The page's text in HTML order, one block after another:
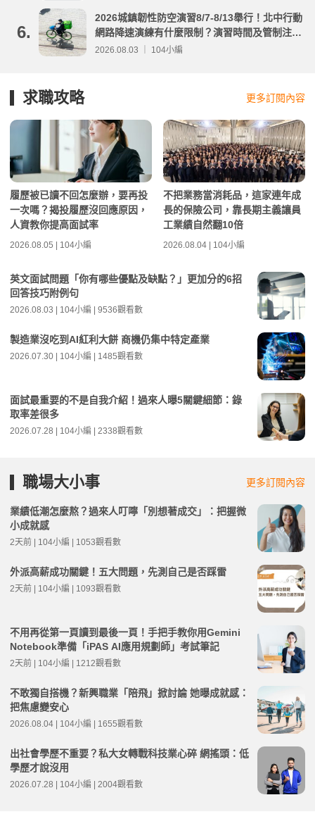
6.
2026城鎮韌性防空演習8/7-8/13舉行！北中行動
網路降速演練有什麼限制？演習時間及管制注意
事項整理
2026.08.03 ｜ 104小編
求職攻略 更多訂閱內容
履歷被已讀不回怎麼辦，要再投
一次嗎？揭投履歷沒回應原因，
人資教你提高面試率
2026.08.05 | 104小編
不把業務當消耗品，這家連年成
長的保險公司，靠長期主義讓員
工業績自然翻10倍
2026.08.04 | 104小編
英文面試問題「你有哪些優點及缺點？」更加分的6招
回答技巧附例句
2026.08.03 | 104小編 | 9536觀看數
製造業沒吃到AI紅利大餅 商機仍集中特定產業
2026.07.30 | 104小編 | 1485觀看數
面試最重要的不是自我介紹！過來人曝5關鍵細節：錄
取率差很多
2026.07.28 | 104小編 | 2338觀看數
職場大小事 更多訂閱內容
業績低潮怎麼熬？過來人叮嚀「別想著成交」：把握微
小成就感
2天前 | 104小編 | 1053觀看數
外派高薪成功關鍵！五大問題，先測自己是否踩雷
2天前 | 104小編 | 1093觀看數
不用再從第一頁讀到最後一頁！手把手教你用Gemini
Notebook準備「iPAS AI應用規劃師」考試筆記
2天前 | 104小編 | 1212觀看數
不敢獨自搭機？新興職業「陪飛」掀討論 她曝成就感：
把焦慮變安心
2026.08.04 | 104小編 | 1655觀看數
出社會學歷不重要？私大女轉戰科技業心碎 網搖頭：低
學歷才說沒用
2026.07.28 | 104小編 | 2004觀看數